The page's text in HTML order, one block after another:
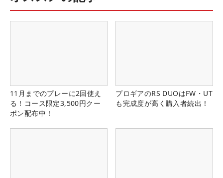
11月までのプレーに2回使え
る！コース限定3,500円クー
ポン配布中！
プロギアのRS DUOはFW・UT
も完成度が高く購入者続出！